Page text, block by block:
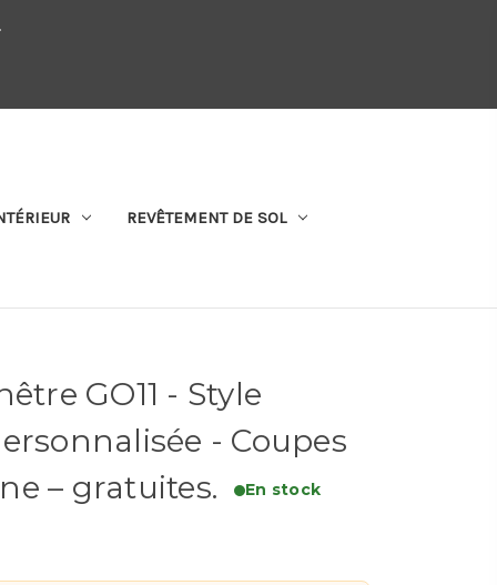
SOMMES-NOUS
REVÊTEMENT DE SOL
GO11 - Style
- Coupes
– gratuites.
En stock